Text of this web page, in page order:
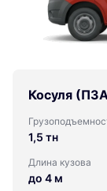
Косуля
1,5 тн
Длина кузова
до 4 м